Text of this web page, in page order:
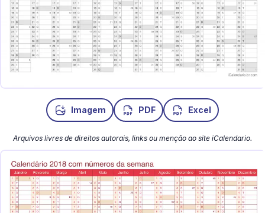
Imagem PDF Excel
Arquivos livres de direitos autorais, links ou menção ao site iCalendario.